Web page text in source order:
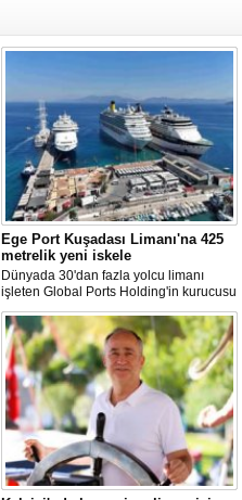
Ege Port Kuşadası Limanı'na 425
metrelik yeni iskele
Dünyada 30'dan fazla yolcu limanı
işleten Global Ports Holding'in kurucusu
ve Yönetim Kurulu Başkanı Mehmet
Kutman'ın sahibi olduğu Ege Port
Kuşadası, yeni bir yatırım hamlesine
hazırlanıyor.